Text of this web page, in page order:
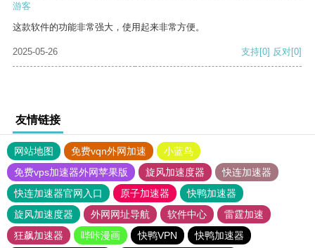
游客
这款软件的功能非常强大，使用起来非常方便。
2025-05-26 支持[0] 反对[0]
友情链接
网站地图 免费vqn外网加速
小蓝鸟
免费vps加速器外网苹果版
旋风加速度器
快连加速器
快连加速器官网入口
原子加速器
快鸭加速器
旋风加速度器
外网网址导航 软件中心
雷霆加速
狂飙加速器
哔咔漫画 快鸭VPN 快鸭加速器